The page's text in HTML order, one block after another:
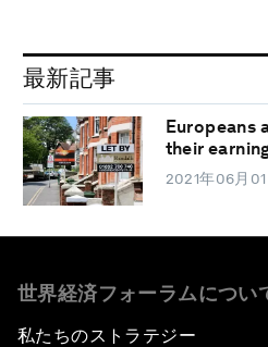
最新記事
Europeans
their
2021年06月01
世界経済フォーラムについ
私たちのストラテジー